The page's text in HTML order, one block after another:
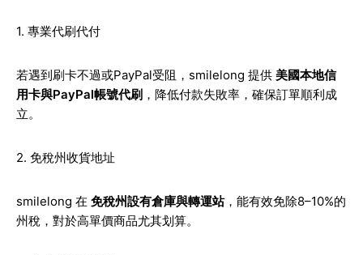
1. 專業代刷代付
若遇到刷卡不過或PayPal受阻，smilelong 提供 美國本地信
用卡與PayPal帳號代刷 ，降低付款失敗率，確保訂單順利成
立。
2. 免稅州收貨地址
smilelong 在 免稅州設有倉庫與轉運站，能有效免除8–10%的
州稅，對於高單價商品尤其划算。